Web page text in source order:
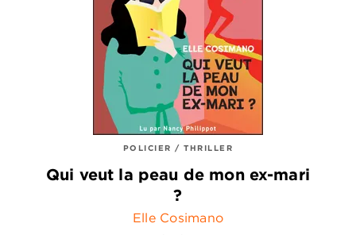
POLICIER / THRILLER
Qui veut la peau de mon ex-mari
?
Elle Cosimano